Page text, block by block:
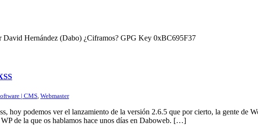
Hernández (Dabo) ¿Ciframos? GPG Key 0xBC695F37
| CMS Webmaster
hoy podemos ver el lanzamiento de la versión 2.6.5 que por cierto, la gente de
de la que os hablamos hace unos días en Daboweb. […]